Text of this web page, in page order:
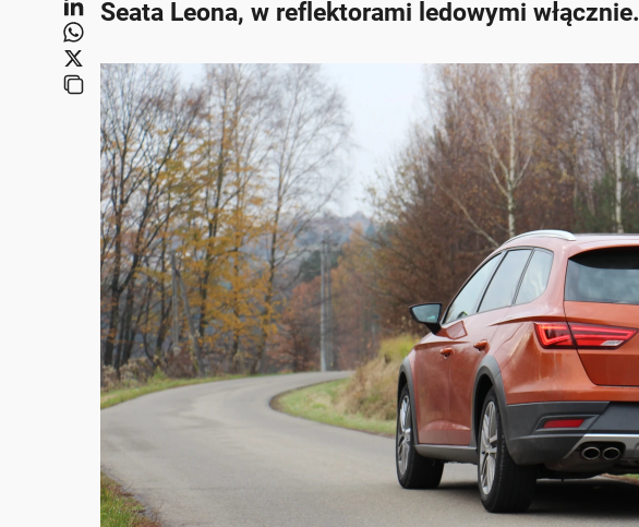
Seata Leona, w reflektorami ledowymi włącznie.